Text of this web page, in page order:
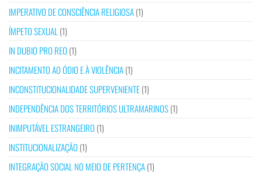
IMPERATIVO DE CONSCIÊNCIA RELIGIOSA(1)
ÍMPETO SEXUAL(1)
IN DUBIO PRO REO (1)
INCITAMENTO AO ÓDIO E À VIOLÊNCIA(1)
INCONSTITUCIONALIDADE SUPERVENIENTE(1)
INDEPENDÊNCIA DOS TERRITÓRIOS ULTRAMARINOS(1)
INIMPUTÁVEL ESTRANGEIRO (1)
INSTITUCIONALIZAÇÃO (1)
INTEGRAÇÃO SOCIAL NO MEIO DE PERTENÇA(1)